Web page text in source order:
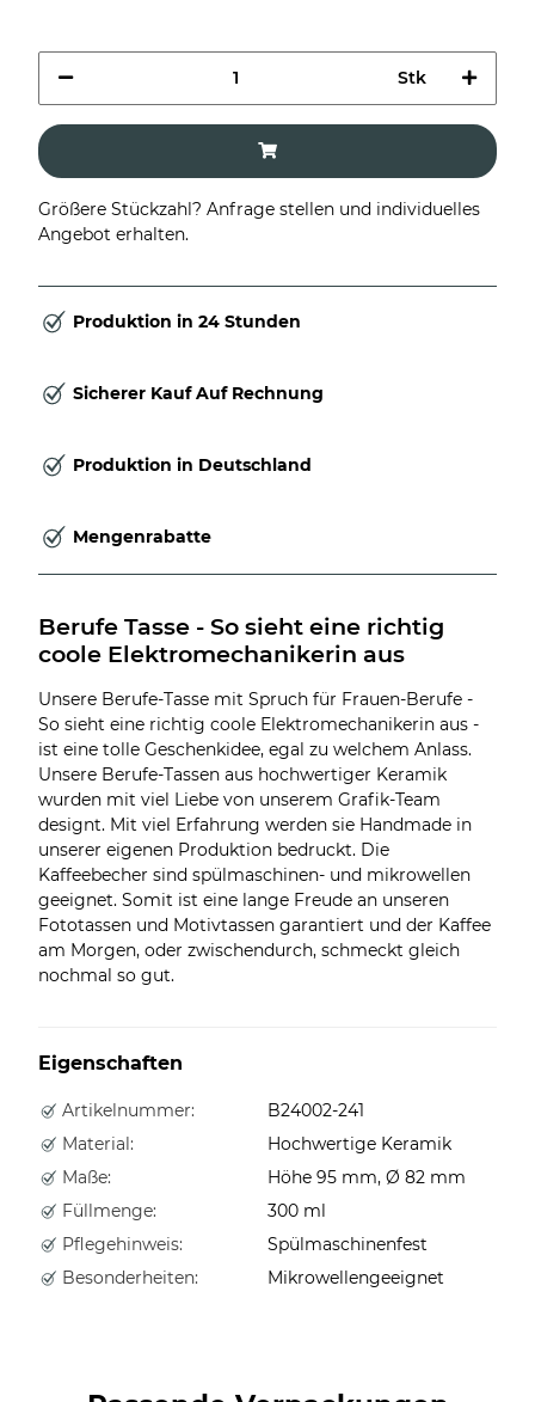
Stk
Größere Stückzahl? Anfrage stellen und individuelles
Angebot erhalten.
Produktion in 24 Stunden
Sicherer Kauf Auf Rechnung
Produktion in Deutschland
Mengenrabatte
Berufe Tasse - So sieht eine richtig
coole Elektromechanikerin aus
Unsere Berufe-Tasse mit Spruch für Frauen-Berufe -
So sieht eine richtig coole Elektromechanikerin aus -
ist eine tolle Geschenkidee, egal zu welchem Anlass.
Unsere Berufe-Tassen aus hochwertiger Keramik
wurden mit viel Liebe von unserem Grafik-Team
designt. Mit viel Erfahrung werden sie Handmade in
unserer eigenen Produktion bedruckt. Die
Kaffeebecher sind spülmaschinen- und mikrowellen
geeignet. Somit ist eine lange Freude an unseren
Fototassen und Motivtassen garantiert und der Kaffee
am Morgen, oder zwischendurch, schmeckt gleich
nochmal so gut.
Eigenschaften
Artikelnummer:
B24002-241
Material:
Hochwertige Keramik
Maße:
Höhe 95 mm, Ø 82 mm
Füllmenge:
300 ml
Pflegehinweis:
Spülmaschinenfest
Besonderheiten:
Mikrowellengeeignet